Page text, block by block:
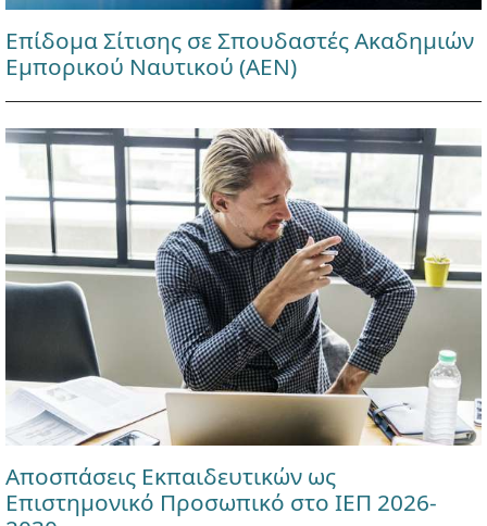
Επίδομα Σίτισης σε Σπουδαστές Ακαδημιών
Εμπορικού Ναυτικού (ΑΕΝ)
Αποσπάσεις Εκπαιδευτικών ως
Επιστημονικό Προσωπικό στο ΙΕΠ 2026-